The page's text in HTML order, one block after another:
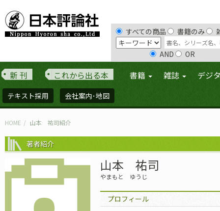
すべての商品 書籍のみ
AND OR
新 刊 これから出る本 書籍 雑誌 デジ
テキスト採用 会社案内･地図
HOME 山本 祐司紹介
著者紹介
山本 祐司
やまもと ゆうじ
プロフィール